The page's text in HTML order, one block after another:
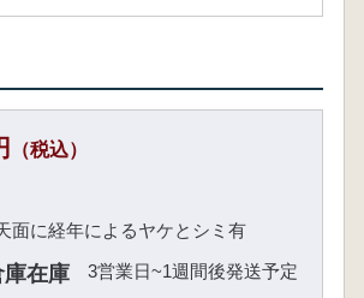
（税込）
面に経年によるヤケとシミ有
在庫 3営業日~1週間後発送予定